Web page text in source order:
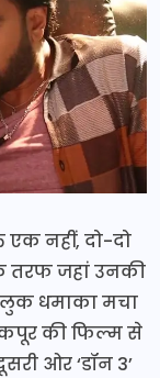
एक नहीं, दो-दो
तरफ जहां उनकी
धमाका मचा
कपूर की फिल्म से
ओर ‘डॉन 3’